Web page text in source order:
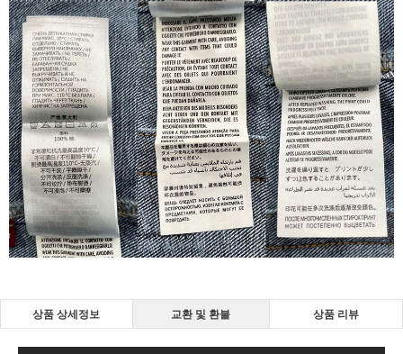
상품 상세정보 교환 및 환불 상품 리뷰